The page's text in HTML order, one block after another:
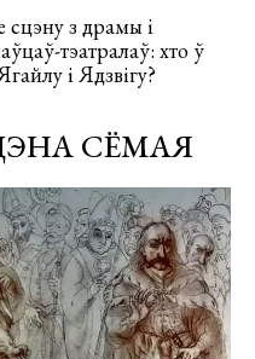
сцэну з драмы і
тэатралаў: хто ў
і Ядзвігу?
СЁМАЯ